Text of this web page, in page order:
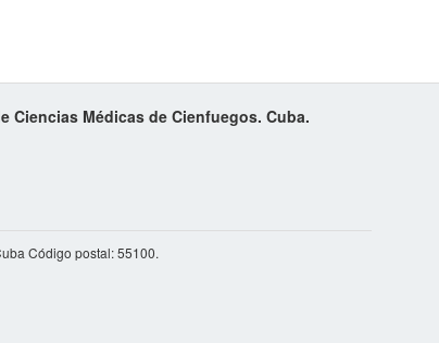
Ciencias Médicas de Cienfuegos. Cuba.
Código postal: 55100.